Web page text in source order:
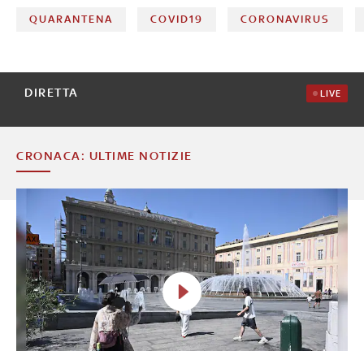
QUARANTENA COVID19 CORONAVIRUS
DIRETTA LIVE
CRONACA: ULTIME NOTIZIE